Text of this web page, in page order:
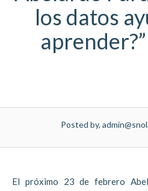
los datos
Posted by,
El próximo 23 de febrero